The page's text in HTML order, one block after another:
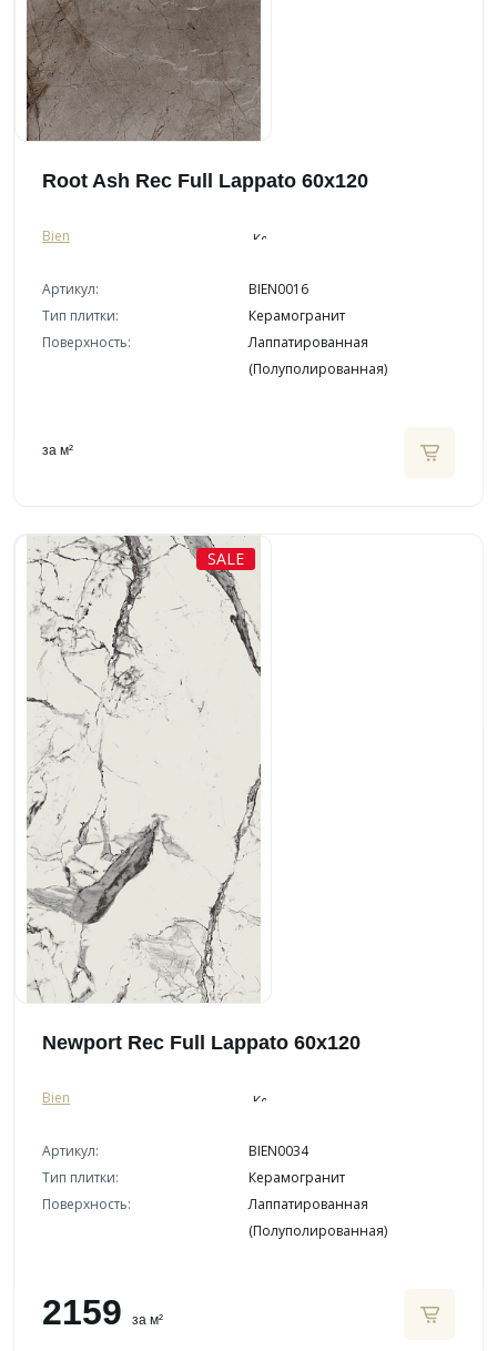
Root Ash Rec Full Lappato 60x120
Bien
Артикул:
BIEN0016
Тип плитки:
Керамогранит
Поверхность:
Лаппатированная
(Полуполированная)
за м²
SALE
Newport Rec Full Lappato 60x120
Bien
Артикул:
BIEN0034
Тип плитки:
Керамогранит
Поверхность:
Лаппатированная
(Полуполированная)
2159 за м²